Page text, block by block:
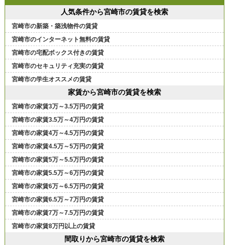
人気条件から宮崎市の賃貸を検索
宮崎市の新築・築浅物件の賃貸
宮崎市のインターネット無料の賃貸
宮崎市の宅配ボックス付きの賃貸
宮崎市のセキュリティ充実の賃貸
宮崎市の学生オススメの賃貸
家賃から宮崎市の賃貸を検索
宮崎市の家賃3万～3.5万円の賃貸
宮崎市の家賃3.5万～4万円の賃貸
宮崎市の家賃4万～4.5万円の賃貸
宮崎市の家賃4.5万～5万円の賃貸
宮崎市の家賃5万～5.5万円の賃貸
宮崎市の家賃5.5万～6万円の賃貸
宮崎市の家賃6万～6.5万円の賃貸
宮崎市の家賃6.5万～7万円の賃貸
宮崎市の家賃7万～7.5万円の賃貸
宮崎市の家賃8万円以上の賃貸
間取りから宮崎市の賃貸を検索